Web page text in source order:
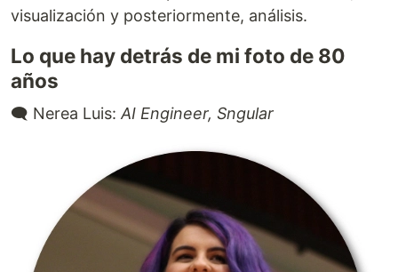
visualización y posteriormente, análisis.
Lo que hay detrás de mi foto de 80
años
🗨️ Nerea Luis: AI Engineer, Sngular